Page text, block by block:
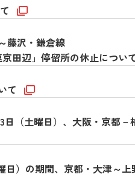
藤沢・鎌倉線
田辺」停留所の休止につい
て
（土曜日）、大阪・京都
）の期間、京都・大津～